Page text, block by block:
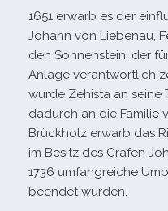
1651 erwarb es der
Johann von Liebenau,
den Sonnenstein, der
Anlage ver­ant­wort­lich
wurde Zehista an seine
dadurch an die Familie
Brückholz erwarb das
im Besitz des Grafen
1736 umfang­rei­che
been­det wurden.